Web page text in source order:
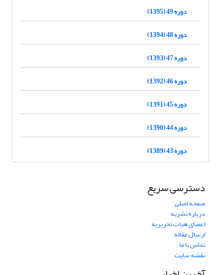
دوره 49 (1395)
دوره 48 (1394)
دوره 47 (1393)
دوره 46 (1392)
دوره 45 (1391)
دوره 44 (1390)
دوره 43 (1389)
دسترسی سریع
صفحه اصلی
درباره نشریه
اعضای هیات تحریریه
ارسال مقاله
تماس با ما
نقشه سایت